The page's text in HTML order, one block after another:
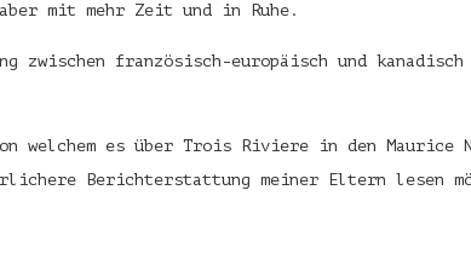
mit mehr Zeit und in Ruhe.
französisch-europäisch und
welchem es über Trois Riviere in den
Berichterstattung meiner Eltern lesen